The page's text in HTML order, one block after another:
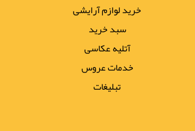
خرید لوازم آرایشی
سبد خرید
آتلیه عکاسی
خدمات عروس
تبلیغات